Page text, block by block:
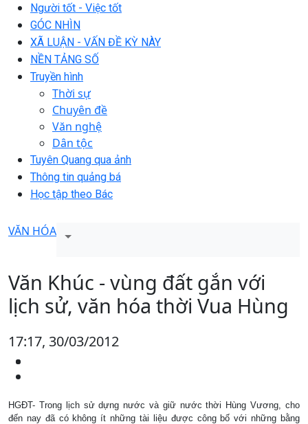
Người tốt - Việc tốt
GÓC NHÌN
XÃ LUẬN - VẤN ĐỀ KỲ NÀY
NỀN TẢNG SỐ
Truyền hình
Thời sự
Chuyên đề
Văn nghệ
Dân tộc
Tuyên Quang qua ảnh
Thông tin quảng bá
Học tập theo Bác
VĂN HÓA
Văn Khúc - vùng đất gắn với
lịch sử, văn hóa thời Vua Hùng
17:17, 30/03/2012
HGĐT- Trong lịch sử dựng nước và giữ nước thời Hùng Vương, cho
đến nay đã có không ít những tài liệu được công bố với những bằng